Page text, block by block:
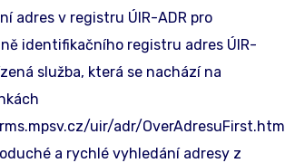
adres v registru ÚIR-ADR pro
identifikačního registru adres ÚIR-
služba, která se nachází na
uir/adr/
a rychlé vyhledání adresy z